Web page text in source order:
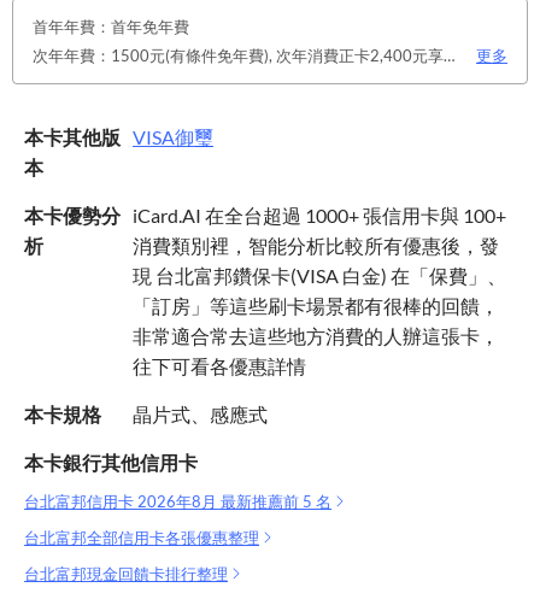
首年年費：首年免年費
次年年費：1500元(有條件免年費), 次年消費正卡2,400元享免年費優惠。 112/12/31前 除上述達檻免年費條件外，客戶符合下列任一條件，同享免年費優惠！ 1.僅申請電子帳單 2.綁定銀行LINE官方帳號好友 3.本行存戶自扣
更多
本卡其他版
本
VISA御璽
本卡優勢分
析
iCard.AI 在全台超過 1000+ 張信用卡與 100+
消費類別裡，智能分析比較所有優惠後，發
現 台北富邦鑽保卡(VISA 白金) 在「保費」、
「訂房」等這些刷卡場景都有很棒的回饋，
非常適合常去這些地方消費的人辦這張卡，
往下可看各優惠詳情
本卡規格 晶片式、感應式
本卡銀行其他信用卡
台北富邦信用卡 2026年8月 最新推薦前 5 名
台北富邦全部信用卡各張優惠整理
台北富邦現金回饋卡排行整理